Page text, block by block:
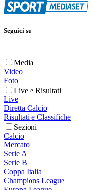
Seguici su
Media
Video
Foto
Live e Risultati
Live
Diretta Calcio
Risultati e Classifiche
Sezioni
Calcio
Mercato
Serie A
Serie B
Coppa Italia
Champions League